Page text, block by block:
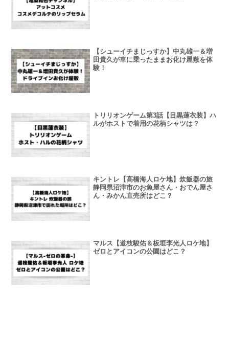
【シューイチまじっすか】中丸雄一＆増
田貴久が車に乗ったままお化け屋敷を体
験！
トリリオンゲーム第3話【目黒蓮衣装】ハ
ルがホストで着用の花柄シャツは？
キントレ【髙橋海人ロケ地】炊飯器の旅
静岡県沼津市のお魚屋さん・おでん屋さ
ん・みかん直売所はどこ？
マルス【道枝駿佑＆板垣李光人ロケ地】
ゼロとアイコンの公園はどこ？